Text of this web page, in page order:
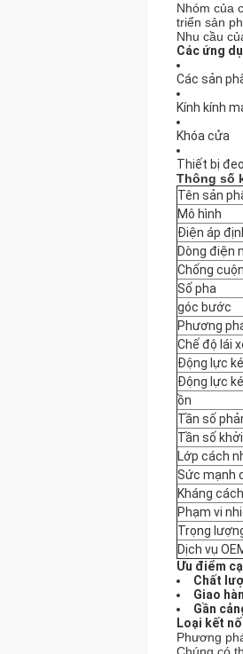
Nhóm của
triển sản
Nhu cầu
Các ứng
Các sản
Kính kính
Khóa cửa
Thiết bị đeo
Thông số
Tên sản
Mô hình
Điện áp
Dòng điện
Chống
Số pha
góc bước
Phương
Chế độ lái
Động lực
Động lực
ồn
Tần số
Tần số
Lớp cách
Sức mạnh
Kháng
Phạm vi
Trọng
Dịch vụ
Ưu điểm
Chất
Giao
Gần
Loại kết
Phương